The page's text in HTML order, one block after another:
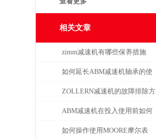
相关文章
zimm减速机有哪些保养措施
如何延长ABM减速机轴承的使
用寿命
ZOLLERN减速机的故障排除方
法有哪些
ABM减速机在投入使用前如何
安装
如何操作使用MOORE摩尔表